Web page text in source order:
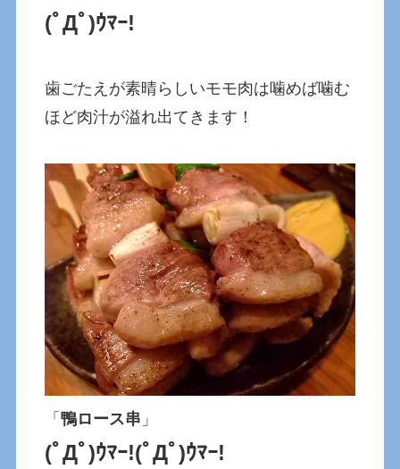
(ﾟДﾟ)ｳﾏｰ!
歯ごたえが素晴らしいモモ肉は噛めば噛む
ほど肉汁が溢れ出てきます！
「鴨ロース串 」
(ﾟДﾟ)ｳﾏｰ!(ﾟДﾟ)ｳﾏｰ!